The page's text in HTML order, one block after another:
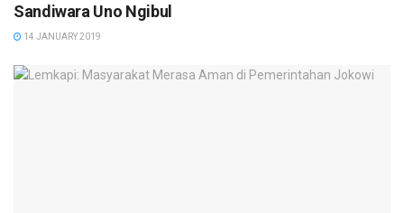
Sandiwara Uno Ngibul
14 JANUARY 2019